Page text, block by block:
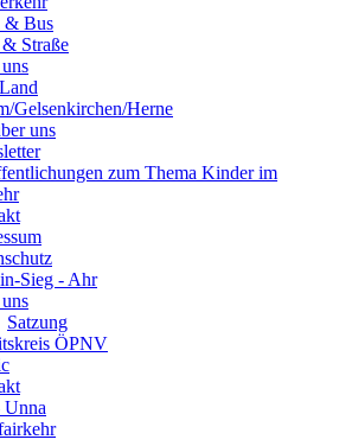
& Bus
Straße
Gelsenkirchen/Herne
uns
zum Thema Kinder im
Sieg - Ahr
Satzung
ÖPNV